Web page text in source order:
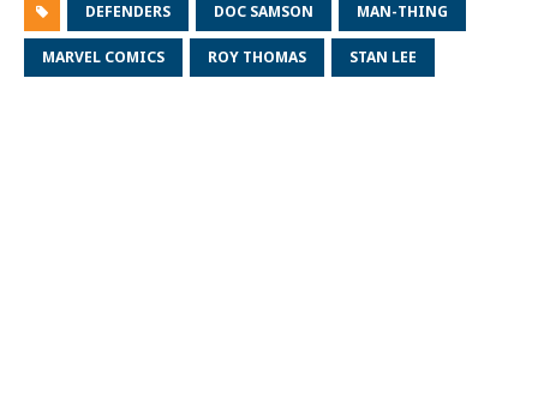
DEFENDERS DOC SAMSON MAN-THING
MARVEL COMICS ROY THOMAS STAN LEE